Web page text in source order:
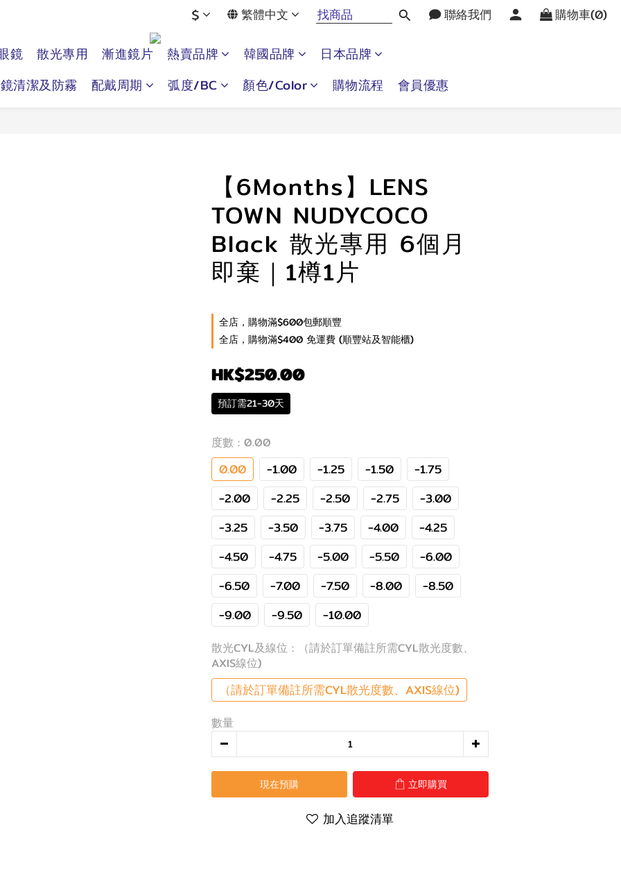
$ 繁體中文 聯絡我們 購物車(0)
鏡 散光專用 漸進鏡片 熱賣品牌 韓國品牌
日本品牌
清潔及防霧
配戴周期 弧度/BC 顏色/Color 購物流程 會員優惠
【6Months】LENS
TOWN NUDYCOCO
Black 散光專用 6個月
即棄｜1樽1片
全店，購物滿$600包郵順豐
全店，購物滿$400 免運費 (順豐站及智能櫃)
HK$250.00
預訂需21-30天
度數 : 0.00
0.00 -1.00 -1.25 -1.50
-1.75
-2.00
-2.25 -2.50 -2.75
-3.00
-3.25
-3.50 -3.75 -4.00
-4.25
-4.50
-4.75 -5.00 -5.50
-6.00
-6.50
-7.00 -7.50 -8.00
-8.50
-9.00
-9.50 -10.00
散光CYL及線位 : （請於訂單備註所需CYL散光度數、
AXIS線位)
（請於訂單備註所需CYL散光度數、AXIS線位)
數量
現在預購 立即購買
加入追蹤清單